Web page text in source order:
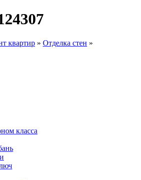
квартир » Отделка стен »
класса